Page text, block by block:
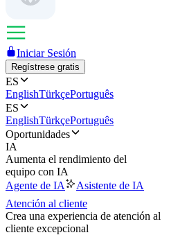
Iniciar Sesión
Regístrese gratis
ES
EnglishTürkçePortuguês
ES
EnglishTürkçePortuguês
Oportunidades
IA
Aumenta el rendimiento del
equipo con IA
Agente de IA
Asistente de IA
Atención al cliente
Crea una experiencia de atención al
cliente excepcional